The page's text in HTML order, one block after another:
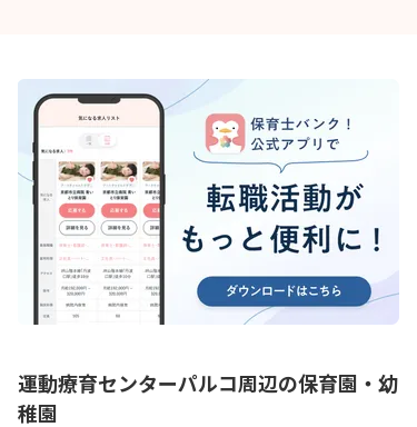
運動療育センターパルコ周辺の保育園・幼
稚園